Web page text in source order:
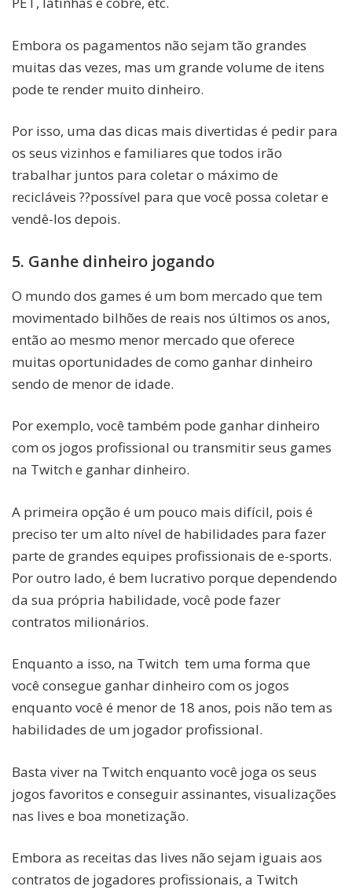
Embora os pagamentos não sejam tão grandes
muitas das vezes, mas um grande volume de itens
pode te render muito dinheiro.
Por isso, uma das dicas mais divertidas é pedir para
os seus vizinhos e familiares que todos irão
trabalhar juntos para coletar o máximo de
recicláveis ??possível para que você possa coletar e
vendê-los depois.
5. Ganhe dinheiro jogando
O mundo dos games é um bom mercado que tem
movimentado bilhões de reais nos últimos os anos,
então ao mesmo menor mercado que oferece
muitas oportunidades de como ganhar dinheiro
sendo de menor de idade.
Por exemplo, você também pode ganhar dinheiro
com os jogos profissional ou transmitir seus games
na Twitch e ganhar dinheiro.
A primeira opção é um pouco mais difícil, pois é
preciso ter um alto nível de habilidades para fazer
parte de grandes equipes profissionais de e-sports.
Por outro lado, é bem lucrativo porque dependendo
da sua própria habilidade, você pode fazer
contratos milionários.
Enquanto a isso, na Twitch tem uma forma que
você consegue ganhar dinheiro com os jogos
enquanto você é menor de 18 anos, pois não tem as
habilidades de um jogador profissional.
Basta viver na Twitch enquanto você joga os seus
jogos favoritos e conseguir assinantes, visualizações
nas lives e boa monetização.
Embora as receitas das lives não sejam iguais aos
contratos de jogadores profissionais, a Twitch